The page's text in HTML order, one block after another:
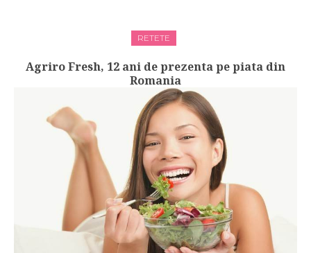
RETETE
Agriro Fresh, 12 ani de prezenta pe piata din
Romania